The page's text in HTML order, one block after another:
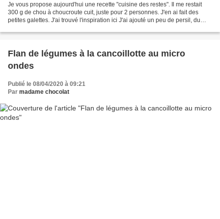
Je vous propose aujourd'hui une recette "cuisine des restes". Il me restait
300 g de chou à choucroute cuit, juste pour 2 personnes. J'en ai fait des
petites galettes. J'ai trouvé l'inspiration ici J'ai ajouté un peu de persil, du
Flan de légumes à la cancoillotte au micro
ondes
Publié le 08/04/2020 à 09:21
Par madame chocolat